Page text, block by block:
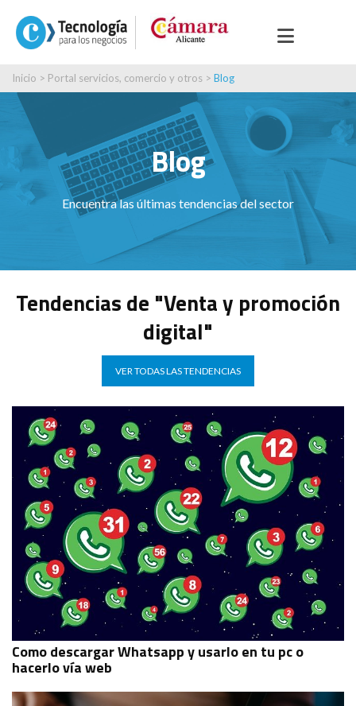
Inicio > Portal servicios, comercio y otros > Blog
Blog
Encuentra las últimas tendencias del sector
Tendencias de "Venta y promoción
digital"
VER TODAS LAS TENDENCIAS
Como descargar Whatsapp y usarlo en tu pc o
hacerlo vía web